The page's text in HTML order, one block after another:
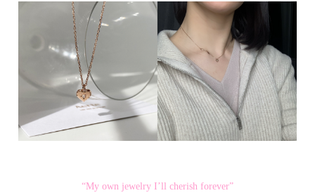
“My own jewelry I’ll cherish forever”